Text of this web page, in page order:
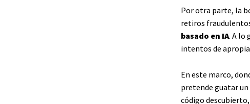
Por otra parte, la
retiros
basado en IA. A lo
intentos de
En este marco,
pretende guatar
código